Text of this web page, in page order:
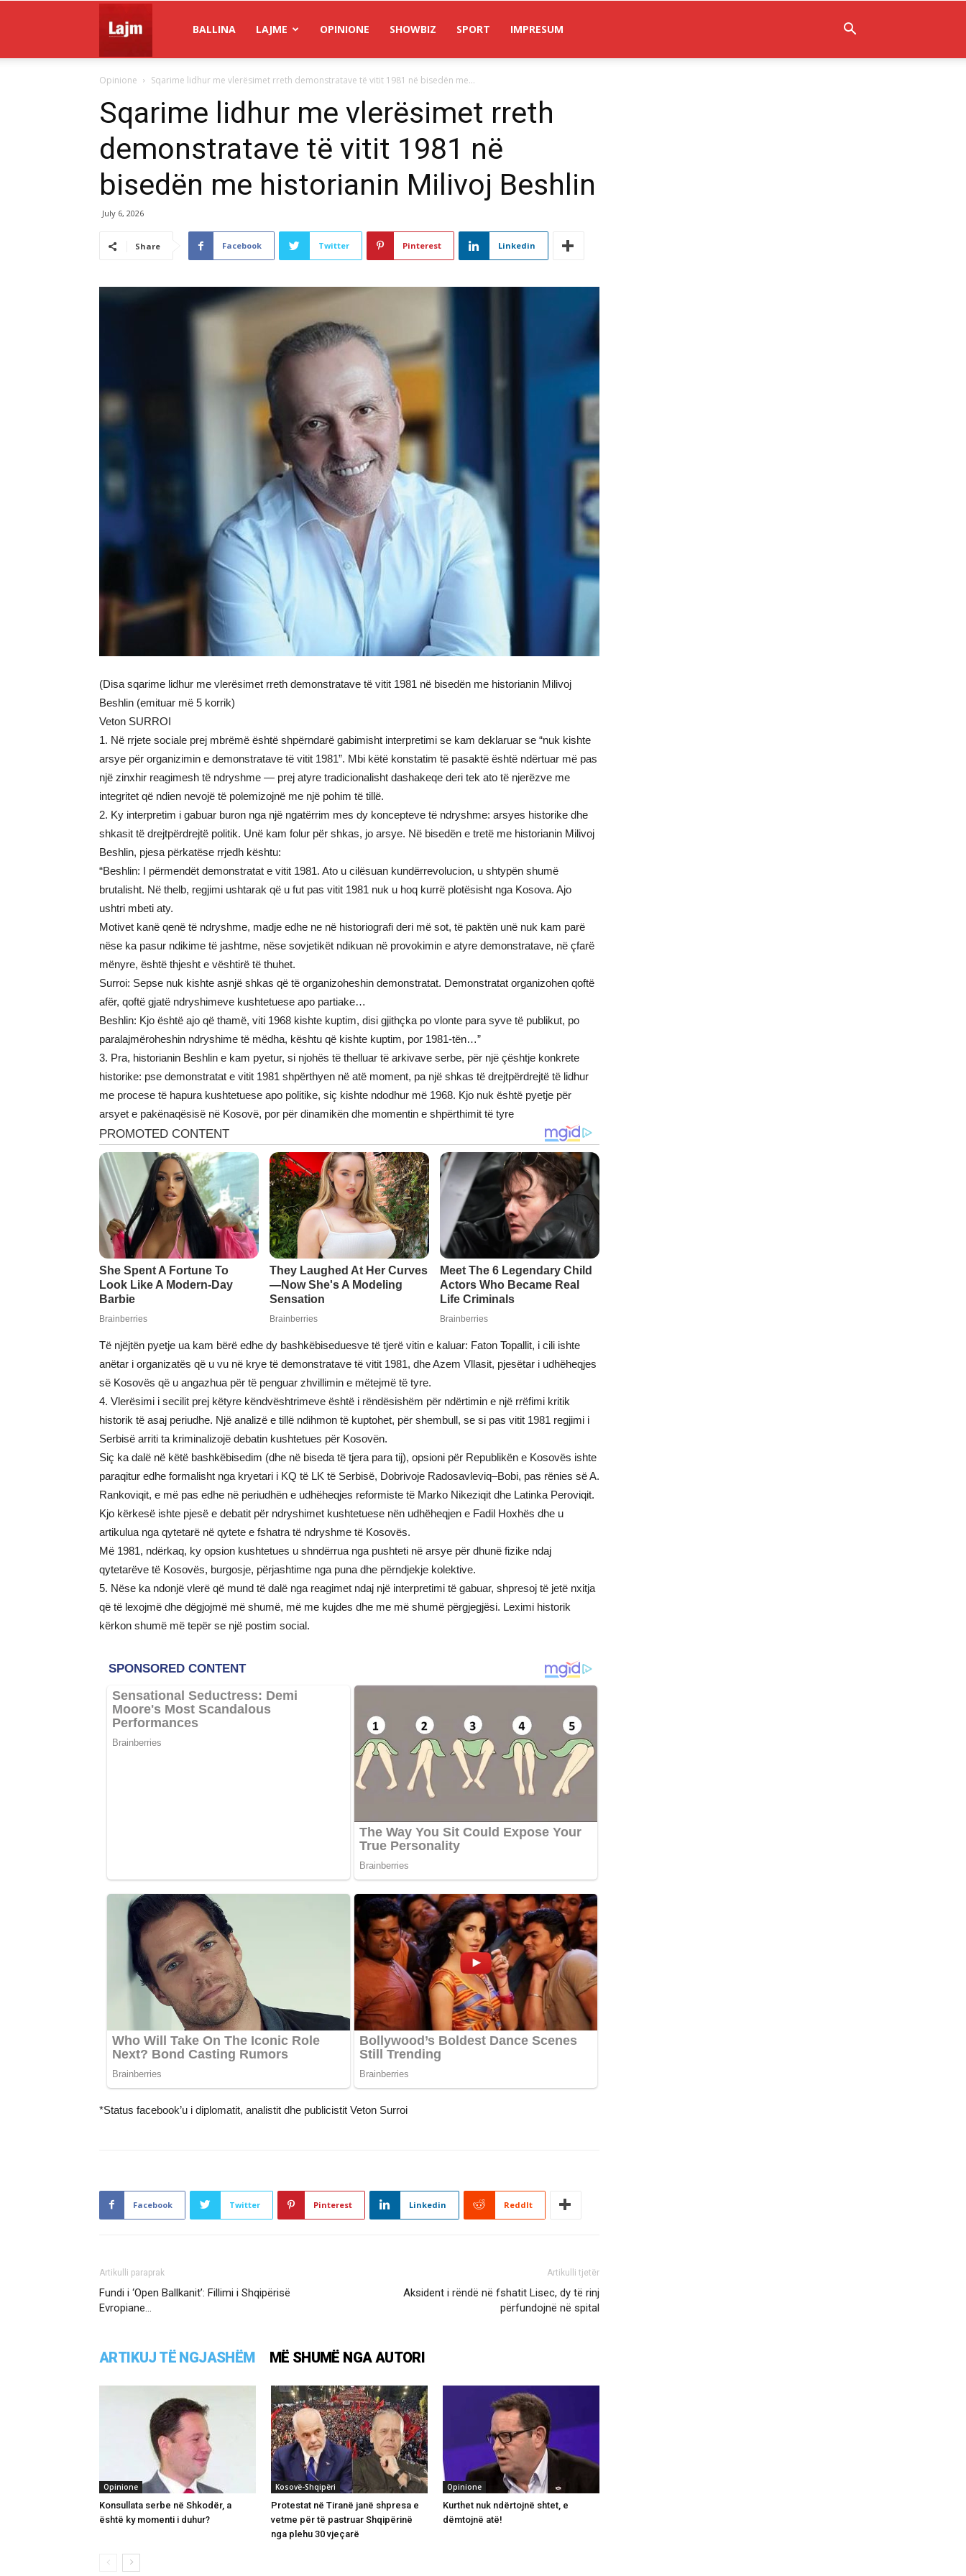
Lajm
BALLINA LAJME OPINIONE SHOWBIZ SPORT IMPRESUM
Opinione Sqarime lidhur me vlerësimet rreth demonstratave të vitit 1981 në bisedën me...
Sqarime lidhur me vlerësimet rreth
demonstratave të vitit 1981 në
bisedën me historianin Milivoj Beshlin
July 6, 2026
Share Facebook Twitter Pinterest Linkedin
(Disa sqarime lidhur me vlerësimet rreth demonstratave të vitit 1981 në bisedën me historianin Milivoj
Beshlin (emituar më 5 korrik)
Veton SURROI
1. Në rrjete sociale prej mbrëmë është shpërndarë gabimisht interpretimi se kam deklaruar se “nuk kishte
arsye për organizimin e demonstratave të vitit 1981”. Mbi këtë konstatim të pasaktë është ndërtuar më pas
një zinxhir reagimesh të ndryshme — prej atyre tradicionalisht dashakeqe deri tek ato të njerëzve me
integritet që ndien nevojë të polemizojnë me një pohim të tillë.
2. Ky interpretim i gabuar buron nga një ngatërrim mes dy koncepteve të ndryshme: arsyes historike dhe
shkasit të drejtpërdrejtë politik. Unë kam folur për shkas, jo arsye. Në bisedën e tretë me historianin Milivoj
Beshlin, pjesa përkatëse rrjedh kështu:
“Beshlin: I përmendët demonstratat e vitit 1981. Ato u cilësuan kundërrevolucion, u shtypën shumë
brutalisht. Në thelb, regjimi ushtarak që u fut pas vitit 1981 nuk u hoq kurrë plotësisht nga Kosova. Ajo
ushtri mbeti aty.
Motivet kanë qenë të ndryshme, madje edhe ne në historiografi deri më sot, të paktën unë nuk kam parë
nëse ka pasur ndikime të jashtme, nëse sovjetikët ndikuan në provokimin e atyre demonstratave, në çfarë
mënyre, është thjesht e vështirë të thuhet.
Surroi: Sepse nuk kishte asnjë shkas që të organizoheshin demonstratat. Demonstratat organizohen qoftë
afër, qoftë gjatë ndryshimeve kushtetuese apo partiake…
Beshlin: Kjo është ajo që thamë, viti 1968 kishte kuptim, disi gjithçka po vlonte para syve të publikut, po
paralajmëroheshin ndryshime të mëdha, kështu që kishte kuptim, por 1981-tën…”
3. Pra, historianin Beshlin e kam pyetur, si njohës të thelluar të arkivave serbe, për një çështje konkrete
historike: pse demonstratat e vitit 1981 shpërthyen në atë moment, pa një shkas të drejtpërdrejtë të lidhur
me procese të hapura kushtetuese apo politike, siç kishte ndodhur më 1968. Kjo nuk është pyetje për
arsyet e pakënaqësisë në Kosovë, por për dinamikën dhe momentin e shpërthimit të tyre
Të njëjtën pyetje ua kam bërë edhe dy bashkëbiseduesve të tjerë vitin e kaluar: Faton Topallit, i cili ishte
anëtar i organizatës që u vu në krye të demonstratave të vitit 1981, dhe Azem Vllasit, pjesëtar i udhëheqjes
së Kosovës që u angazhua për të penguar zhvillimin e mëtejmë të tyre.
4. Vlerësimi i secilit prej këtyre këndvështrimeve është i rëndësishëm për ndërtimin e një rrëfimi kritik
historik të asaj periudhe. Një analizë e tillë ndihmon të kuptohet, për shembull, se si pas vitit 1981 regjimi i
Serbisë arriti ta kriminalizojë debatin kushtetues për Kosovën.
Siç ka dalë në këtë bashkëbisedim (dhe në biseda të tjera para tij), opsioni për Republikën e Kosovës ishte
paraqitur edhe formalisht nga kryetari i KQ të LK të Serbisë, Dobrivoje Radosavleviq–Bobi, pas rënies së A.
Rankoviqit, e më pas edhe në periudhën e udhëheqjes reformiste të Marko Nikeziqit dhe Latinka Peroviqit.
Kjo kërkesë ishte pjesë e debatit për ndryshimet kushtetuese nën udhëheqjen e Fadil Hoxhës dhe u
artikulua nga qytetarë në qytete e fshatra të ndryshme të Kosovës.
Më 1981, ndërkaq, ky opsion kushtetues u shndërrua nga pushteti në arsye për dhunë fizike ndaj
qytetarëve të Kosovës, burgosje, përjashtime nga puna dhe përndjekje kolektive.
5. Nëse ka ndonjë vlerë që mund të dalë nga reagimet ndaj një interpretimi të gabuar, shpresoj të jetë nxitja
që të lexojmë dhe dëgjojmë më shumë, më me kujdes dhe me më shumë përgjegjësi. Leximi historik
kërkon shumë më tepër se një postim social.
*Status facebook’u i diplomatit, analistit dhe publicistit Veton Surroi
Facebook Twitter Pinterest Linkedin ReddIt
Artikulli paraprak
Fundi i ‘Open Ballkanit’: Fillimi i Shqipërisë
Evropiane…
Artikulli tjetër
Aksident i rëndë në fshatit Lisec, dy të rinj
përfundojnë në spital
ARTIKUJ TË NGJASHËM MË SHUMË NGA AUTORI
Opinione
Konsullata serbe në Shkodër, a
është ky momenti i duhur?
Kosovë-Shqipëri
Protestat në Tiranë janë shpresa e
vetme për të pastruar Shqipërinë
nga plehu 30 vjeçarë
Opinione
Kurthet nuk ndërtojnë shtet, e
dëmtojnë atë!